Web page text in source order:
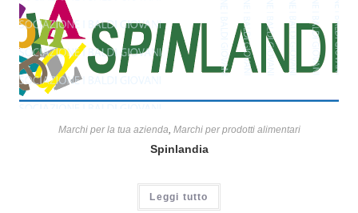
Marchi per la tua azienda Marchi per prodotti alimentari
Spinlandia
Leggi tutto